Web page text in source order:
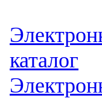
каталог